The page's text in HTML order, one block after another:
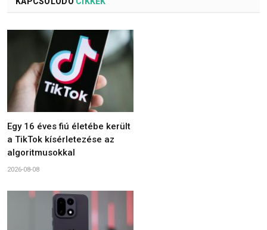
Egy 16 éves fiú életébe került
a TikTok kísérletezése az
algoritmusokkal
2026-08-08